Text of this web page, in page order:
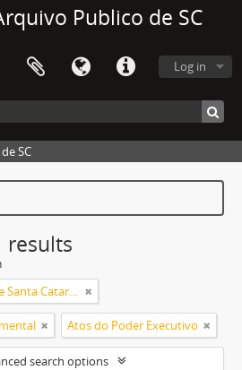
Publico de SC
Log in
SC
results
Diário Oficial do Estado de Santa Catarina
Atos do Poder Executivo
search options